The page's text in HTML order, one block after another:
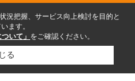
況把握、サービス向上検討を目的と
ます。
いて」 をご確認ください。
る